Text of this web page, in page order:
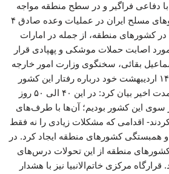
با دفاعی فراگیر و در سطح منطقه مواجه
خواهد شد. از این رو، نیروهای مسلح ایران در عملیات وعده صادق ۴
در کشورهای منطقه، از جمله در امارات
اصابت حملات موشکی و پهپادی قرار
بقائی، سخنگوی وزارت امور خارجه
ایران در نشست خبری ۱۴ اردیبهشت خود درباره رفتار این کشور
حاشیه خلیج فارس در مدت اخیر بیان کرد: در این ۴۰ الی ۵۰ روز
سوی این کشور بودیم؛ آن‌ها با طرف‌های
اقدامی که مشکلات زیادی را نه فقط
و همبستگی کشورهای منطقه ایجاد کرد. در
کشورهای منطقه از این تحولات درس‌های
قرارگاه مرکزی خاتم‌الانبیا نیز با هشدار